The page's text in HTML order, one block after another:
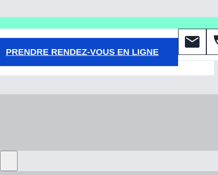
PRENDRE RENDEZ-VOUS EN LIGNE